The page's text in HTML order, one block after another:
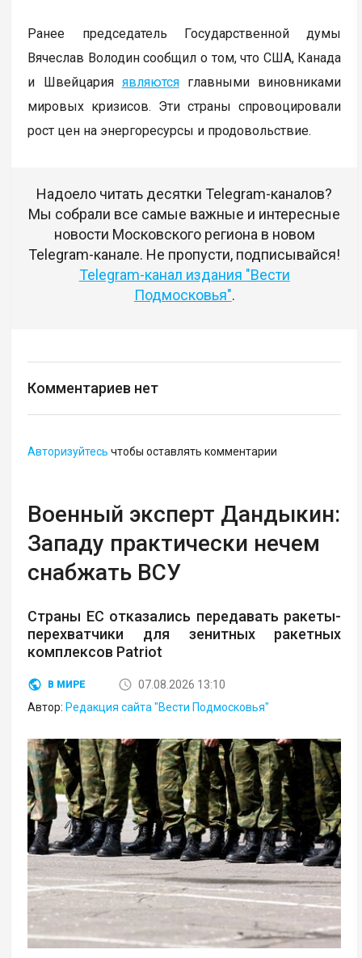
Ранее председатель Государственной думы
Вячеслав Володин сообщил о том, что США, Канада
и Швейцария являютсяглавными виновниками
мировых кризисов. Эти страны спровоцировали
рост цен на энергоресурсы и продовольствие.
Надоело читать десятки Telegram-каналов?
Мы собрали все самые важные и интересные
новости Московского региона в новом
Telegram-канале. Не пропусти, подписывайся!
Telegram-канал издания "Вести
Подмосковья".
Комментариев нет
Авторизуйтесь чтобы оставлять комментарии
Военный эксперт Дандыкин:
Западу практически нечем
снабжать ВСУ
Страны ЕС отказались передавать ракеты-
перехватчики для зенитных ракетных
комплексов Patriot
В МИРЕ
07.08.2026 13:10
Автор: Редакция сайта "Вести Подмосковья"